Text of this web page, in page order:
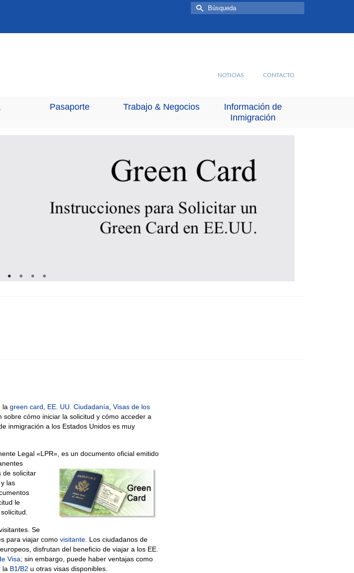
Buscar
por:
NOTICIAS CONTACTO
Pasaporte Trabajo & Negocios
Información de
Inmigración
la green card EE. UU. Ciudadanía Visas de los
sobre cómo iniciar la solicitud y cómo acceder a
inmigración a los Estados Unidos es muy
Legal «LPR», es un documento oficial emitido
de solicitar
y las
le
Se
para viajar como visitante . Los ciudadanos de
disfrutan del beneficio de viajar a los EE.
Visa; sin embargo, puede haber ventajas como
la B1/B2 u otras visas disponibles.